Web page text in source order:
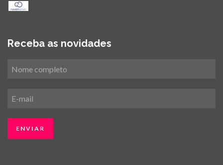
Receba as novidades